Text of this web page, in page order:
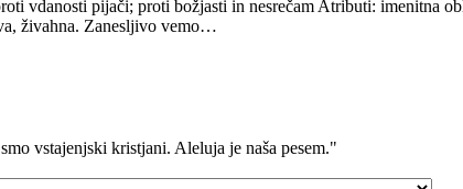
vdanosti pijači; proti božjasti in nesrečam Atributi:
živahna. Zanesljivo vemo…
vstajenjski kristjani. Aleluja je naša pesem."